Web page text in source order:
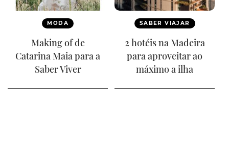
MODA
Making of de
Catarina Maia para a
Saber Viver
SABER VIAJAR
2 hotéis na Madeira
para aproveitar ao
máximo a ilha